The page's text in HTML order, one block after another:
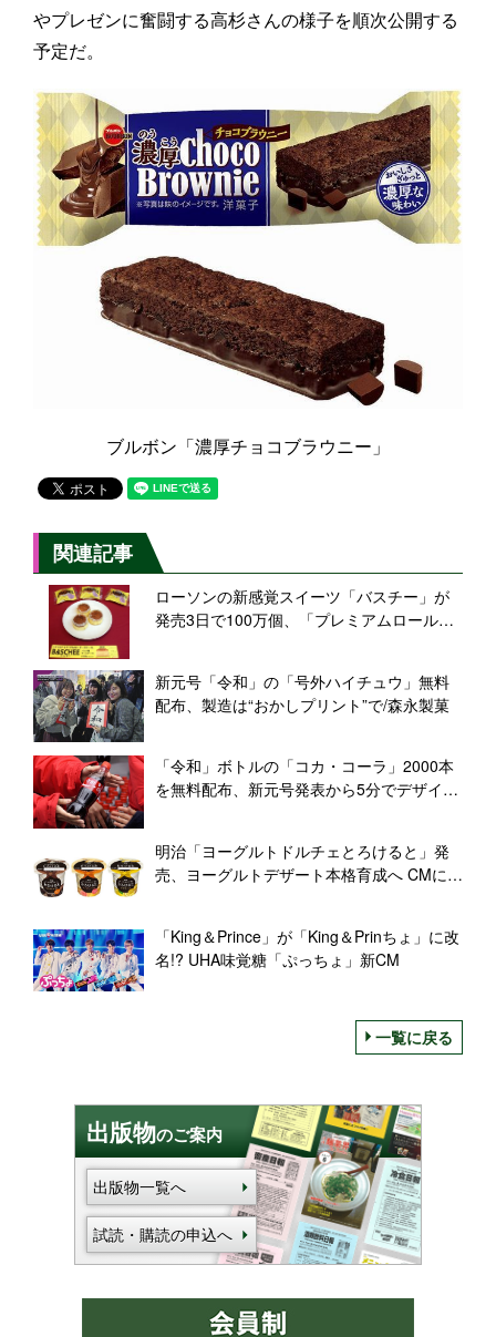
やプレゼンに奮闘する高杉さんの様子を順次公開する
予定だ。
ブルボン「濃厚チョコブラウニー」
関連記事
ローソンの新感覚スイーツ「バスチー」が
発売3日で100万個、「プレミアムロールケ
新元号「令和」の「号外ハイチュウ」無料
配布、製造は“おかしプリント”で/森永製菓
「令和」ボトルの「コカ・コーラ」2000本
を無料配布、新元号発表から5分でデザイ
明治「ヨーグルトドルチェとろけると」発
売、ヨーグルトデザート本格育成へ CMに池
「King＆Prince」が「King＆Prinちょ」に改
名!? UHA味覚糖「ぷっちょ」新CM
一覧に戻る
出版物のご案内
出版物一覧へ
試読・購読の申込へ